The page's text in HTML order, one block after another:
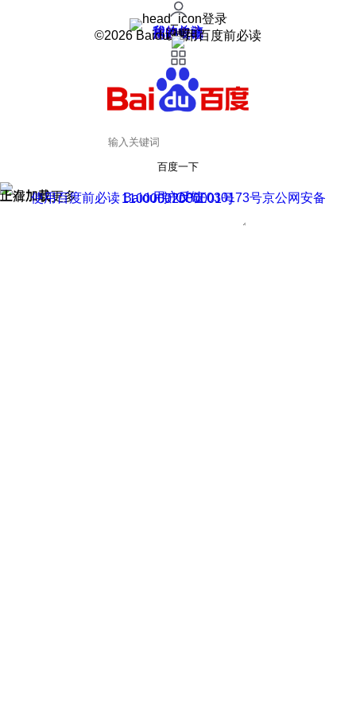
登录
我的关注
我的收藏
皮肤中心
用户反馈
设置
©2026 Baidu 使用百度前必读
百度一下
正在加载
上滑加载更多 用户反馈
使用百度前必读 Baidu 京ICP证030173号
京公网安备11000002000001号